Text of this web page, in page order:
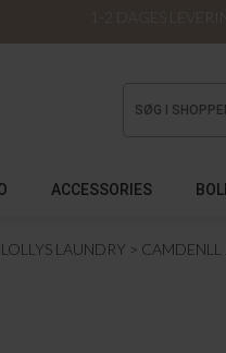
1-2 DAGES
ACCESSORIES
LOLLYS LAUNDRY CAMDENLL